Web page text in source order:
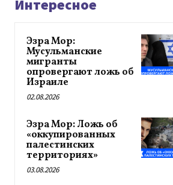
Интересное
Эзра Мор:
Мусульманские
мигранты
опровергают ложь об
Израиле
02.08.2026
Эзра Мор: Ложь об
«оккупированных
палестинских
территориях»
03.08.2026